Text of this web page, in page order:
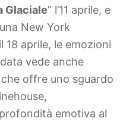
Glaciale” l’11 aprile, e
New York
18 aprile, le emozioni
vede anche
che offre uno sguardo
emotiva al